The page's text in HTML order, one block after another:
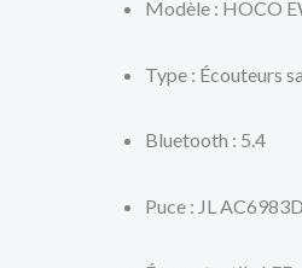
Modèle : HOCO
Type : Écouteurs
Bluetooth : 5.4
Puce : JL